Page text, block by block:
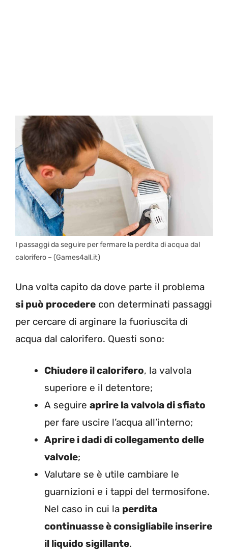
I passaggi da seguire per fermare la perdita di acqua dal
calorifero – (Games4all.it)
Una volta capito da dove parte il problema
si può procedere con determinati passaggi
per cercare di arginare la fuoriuscita di
acqua dal calorifero. Questi sono:
Chiudere il calorifero, la valvola
superiore e il detentore;
A seguire aprire la valvola di sfiato
per fare uscire l’acqua all’interno;
Aprire i dadi di collegamento delle
valvole;
Valutare se è utile cambiare le
guarnizioni e i tappi del termosifone.
Nel caso in cui la perdita
continuasse è consigliabile inserire
il liquido sigillante.